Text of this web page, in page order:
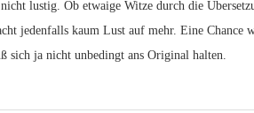
lustig. Ob etwaige Witze durch die
jedenfalls kaum Lust auf mehr. Eine Chance
sich ja nicht unbedingt ans Original halten.